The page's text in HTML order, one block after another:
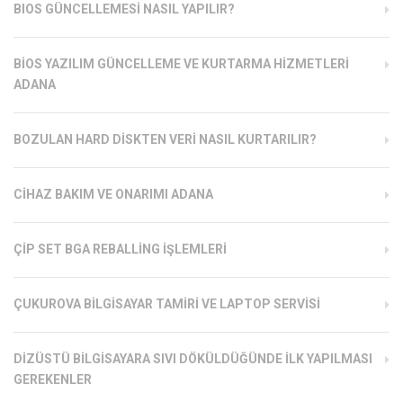
BIOS GÜNCELLEMESI NASIL YAPILIR?
BIOS YAZILIM GÜNCELLEME VE KURTARMA HIZMETLERI
ADANA
BOZULAN HARD DISKTEN VERI NASIL KURTARILIR?
CIHAZ BAKIM VE ONARIMI ADANA
ÇIP SET BGA REBALLING İŞLEMLERI
ÇUKUROVA BILGISAYAR TAMIRI VE LAPTOP SERVISI
DIZÜSTÜ BILGISAYARA SIVI DÖKÜLDÜĞÜNDE İLK YAPILMASI
GEREKENLER